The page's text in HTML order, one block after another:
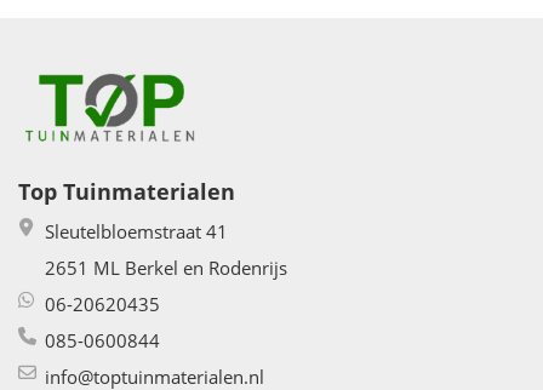
Top Tuinmaterialen
Sleutelbloemstraat 41
2651 ML Berkel en Rodenrijs
06-20620435
085-0600844
info@toptuinmaterialen.nl